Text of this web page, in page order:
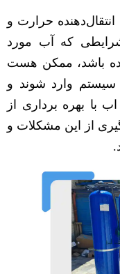
حرارت و
شرایطی که آب مورد
باشد، ممکن هست
سیستم وارد شوند و
با بهره برداری از
از این مشکلات و